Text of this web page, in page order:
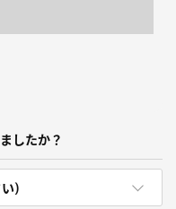
したか？
)